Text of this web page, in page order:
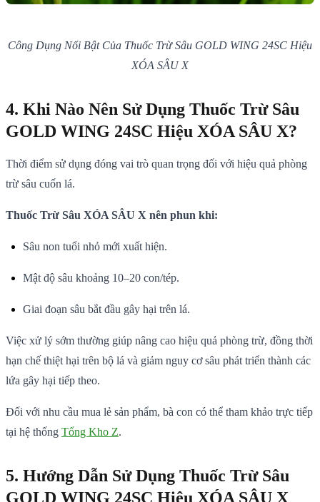
Công Dụng Nổi Bật Của Thuốc Trừ Sâu GOLD WING 24SC Hiệu
XÓA SÂU X
4. Khi Nào Nên Sử Dụng Thuốc Trừ Sâu
GOLD WING 24SC Hiệu XÓA SÂU X?
Thời điểm sử dụng đóng vai trò quan trọng đối với hiệu quả phòng
trừ sâu cuốn lá.
Thuốc Trừ Sâu XÓA SÂU X nên phun khi:
Sâu non tuổi nhỏ mới xuất hiện.
Mật độ sâu khoảng 10–20 con/tép.
Giai đoạn sâu bắt đầu gây hại trên lá.
Việc xử lý sớm thường giúp nâng cao hiệu quả phòng trừ, đồng thời
hạn chế thiệt hại trên bộ lá và giảm nguy cơ sâu phát triển thành các
lứa gây hại tiếp theo.
Đối với nhu cầu mua lẻ sản phẩm, bà con có thể tham khảo trực tiếp
tại hệ thống Tổng Kho Z.
5. Hướng Dẫn Sử Dụng Thuốc Trừ Sâu
GOLD WING 24SC Hiệu XÓA SÂU X